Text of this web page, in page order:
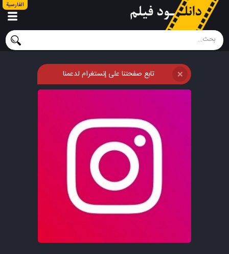
الفارسية
تابع صفحتنا على إنستغرام لدعمنا ❌